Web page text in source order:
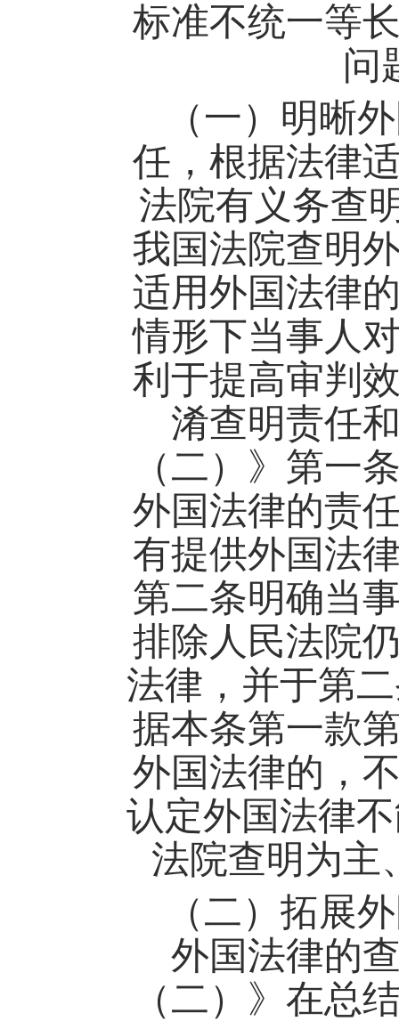
标准不统一等
问
（一）明晰
任，根据法律
法院有义务查
我国法院查明
适用外国法律
情形下当事人
利于提高审判
淆查明责任
（二）》第一
外国法律的责
有提供外国法
第二条明确当
排除人民法院
法律，并于第
据本条第一款
外国法律的，
认定外国法律
法院查明为主
（二）拓展
外国法律的
（二）》在总